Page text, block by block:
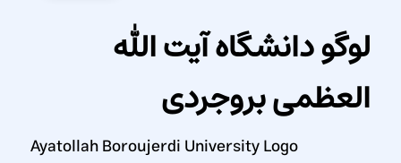
لوگو دانشگاه آیت الله
العظمی بروجردی
Ayatollah Boroujerdi University Logo